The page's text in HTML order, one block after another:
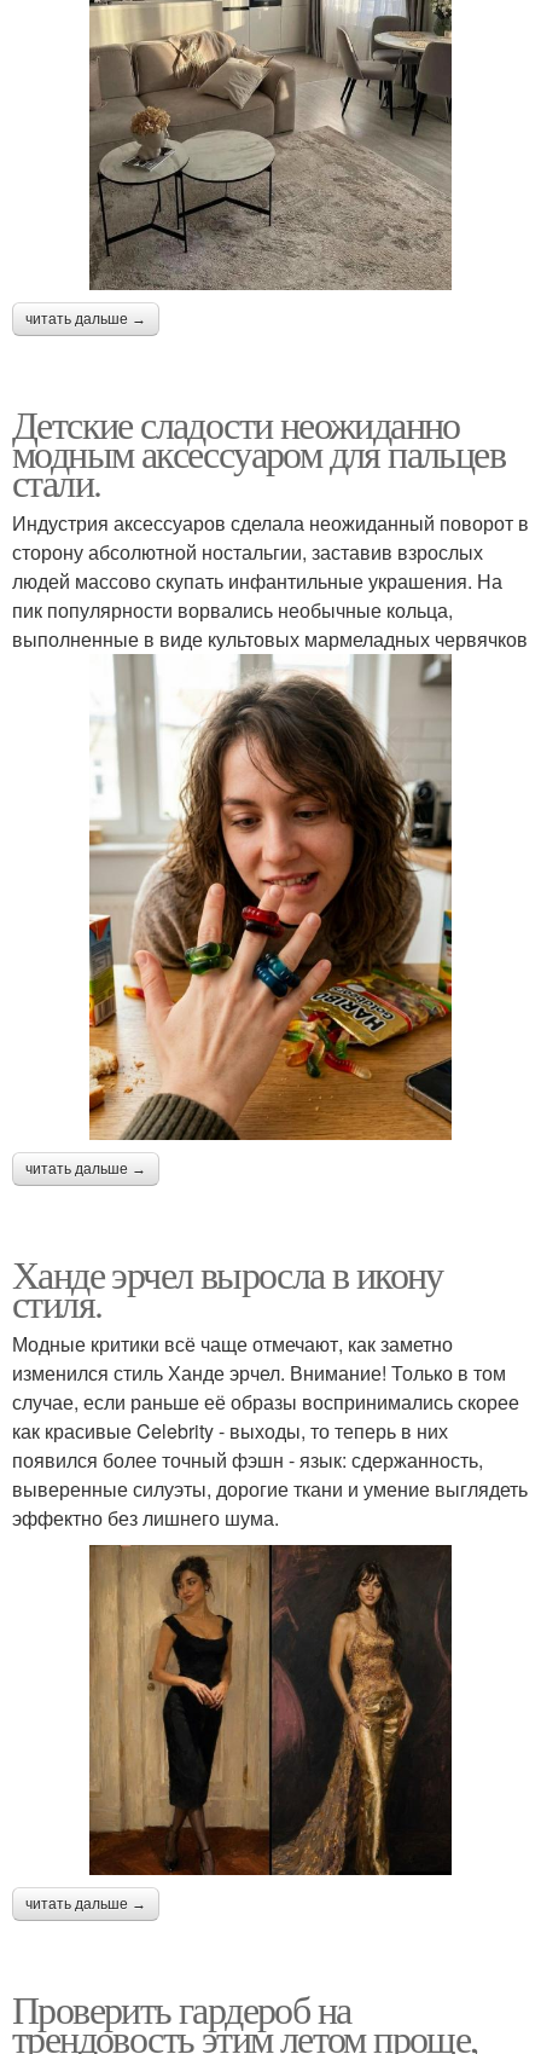
читать дальше →
Детские сладости неожиданно
модным аксессуаром для пальцев
стали.
Индустрия аксессуаров сделала неожиданный поворот в
сторону абсолютной ностальгии, заставив взрослых
людей массово скупать инфантильные украшения. На
пик популярности ворвались необычные кольца,
выполненные в виде культовых мармеладных червячков
читать дальше →
Ханде эрчел выросла в икону
стиля.
Модные критики всё чаще отмечают, как заметно
изменился стиль Ханде эрчел. Внимание! Только в том
случае, если раньше её образы воспринимались скорее
как красивые Celebrity - выходы, то теперь в них
появился более точный фэшн - язык: сдержанность,
выверенные силуэты, дорогие ткани и умение выглядеть
эффектно без лишнего шума.
читать дальше →
Проверить гардероб на
трендовость этим летом проще,